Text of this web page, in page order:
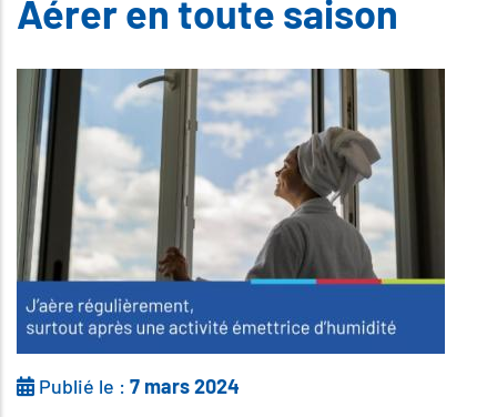
Aérer en toute saison
Publié le : 7 mars 2024